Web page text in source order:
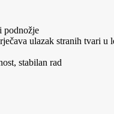
podnožje
ulazak stranih tvari u
stabilan rad